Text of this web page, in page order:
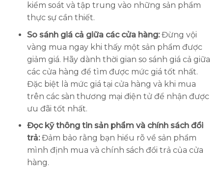
kiểm soát và tập trung vào những sản phẩm
thực sự cần thiết.
So sánh giá cả giữa các cửa hàng:Đừng vội
vàng mua ngay khi thấy một sản phẩm được
giảm giá. Hãy dành thời gian so sánh giá cả giữa
các cửa hàng để tìm được mức giá tốt nhất.
Đặc biệt là mức giá tại cửa hàng và khi mua
trên các sàn thương mại điện tử để nhận được
ưu đãi tốt nhất.
Đọc kỹ thông tin sản phẩm và chính sách đổi
trả:Đảm bảo rằng bạn hiểu rõ về sản phẩm
mình định mua và chính sách đổi trả của cửa
hàng.